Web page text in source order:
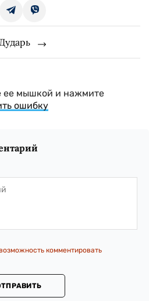
ее мышкой и нажмите
ошибку
комментировать